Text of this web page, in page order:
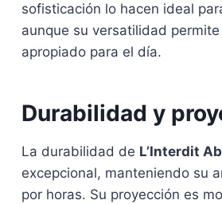
sofisticación lo hacen ideal
aunque su versatilidad
apropiado para el día.
Durabilidad y
La durabilidad de L’Interdit
excepcional, manteniendo su
por horas. Su proyección es